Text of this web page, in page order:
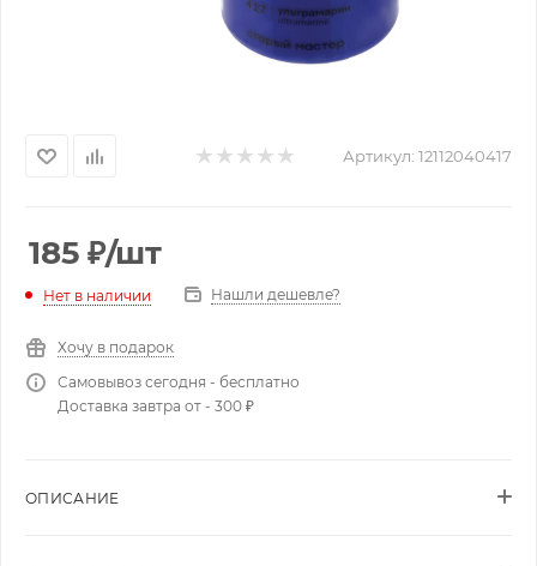
Артикул: 12112040417
185 ₽/шт
Нет в наличии Нашли дешевле?
Хочу в подарок
Самовывоз сегодня - бесплатно
Доставка завтра от - 300 ₽
ОПИСАНИЕ